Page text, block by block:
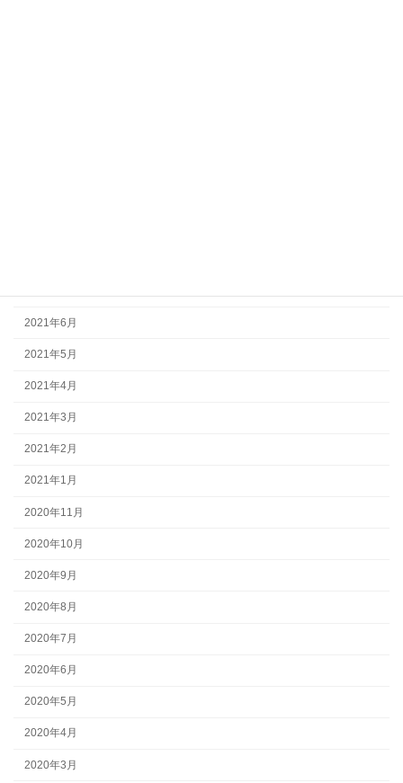
2021年6月
2021年5月
2021年4月
2021年3月
2021年2月
2021年1月
2020年11月
2020年10月
2020年9月
2020年8月
2020年7月
2020年6月
2020年5月
2020年4月
2020年3月